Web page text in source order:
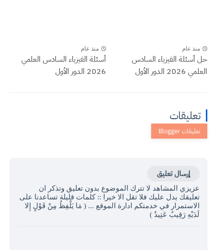
منذ عام
حل أسئلة الفيزياء السادس
العلمي 2026 الدور الأول
منذ عام
أسئلة الفيزياء السادس العلمي
2026 الدور الأول
تعليقات
إرسال تعليق
عزيزي المشاهد لا تترك الموضوع بدون تعليق وتذكر ان
تعليقك يدل عليك فلا تقل الا خيرا :: كلمات قليلة تساعدنا على
الاستمرار في خدمتكم ادارة الموقع ... ( مَا يَلْفِظُ مِنْ قَوْلٍ إِلا
لَدَيْهِ رَقِيبٌ عَتِيدٌ )